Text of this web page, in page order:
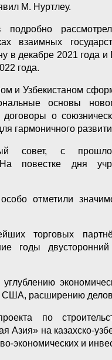
М. Нуртлеу.
подробно
взаимных
в декабре 2021 года
года.
и Узбекистаном
основы
о
гармоничного
совет, с
На повестке дня
отметили
торговых
годы двусторонний
США, расширению
по
на казахско-
экономических и